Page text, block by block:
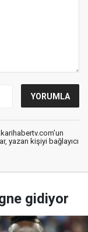
yazan kişiyi bağlayıcı
gidiyor